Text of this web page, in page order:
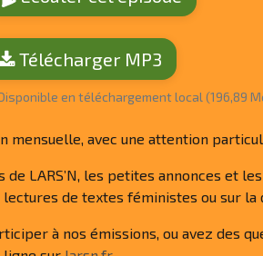
Télécharger MP3
en téléchargement local (196,89
avec une attention
LARS’N, les petites annonces et
de textes féministes ou sur
à nos émissions, ou avez des